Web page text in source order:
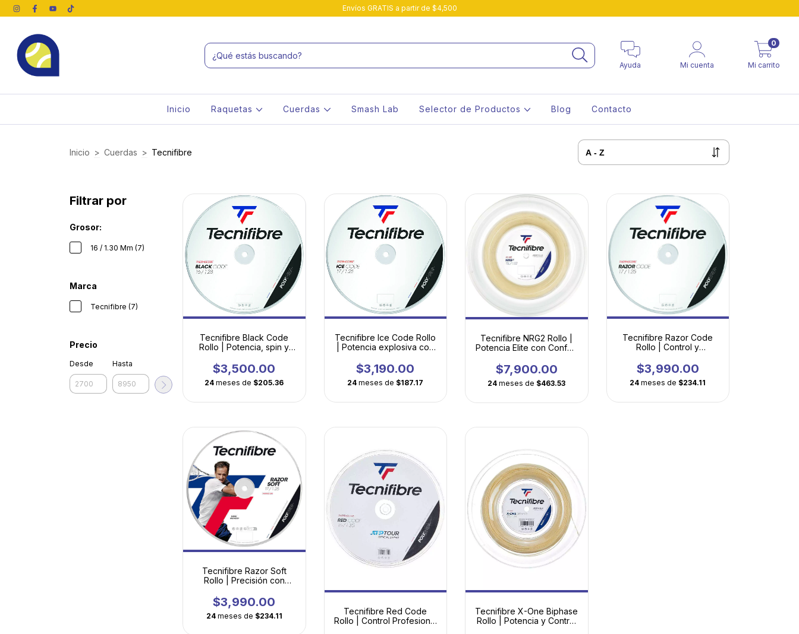
Envíos GRATIS a partir de $4,500
Ayuda Mi cuenta Mi carrito
0
Inicio Raquetas Cuerdas Smash Lab Selector de Productos Blog Contacto
Inicio > Cuerdas > Tecnifibre
Filtrar por
Grosor:
16 / 1.30 Mm (7)
Marca
Tecnifibre (7)
Precio
Desde Hasta
Tecnifibre Black Code
Rollo | Potencia, spin y
$3,500.00
24 meses de $205.36
Tecnifibre Ice Code Rollo
| Potencia explosiva con
golpeo
$3,190.00
24 meses de $187.17
Tecnifibre NRG2 Rollo |
Potencia Elite con Confort
$7,900.00
24 meses de $463.53
Tecnifibre Razor Code
Rollo | Control y
$3,990.00
24 meses de $234.11
Tecnifibre Razor Soft
Rollo | Precisión con
$3,990.00
24 meses de $234.11
Tecnifibre Red Code
Rollo | Control Profesional
Tecnifibre X-One Biphase
Rollo | Potencia y Control